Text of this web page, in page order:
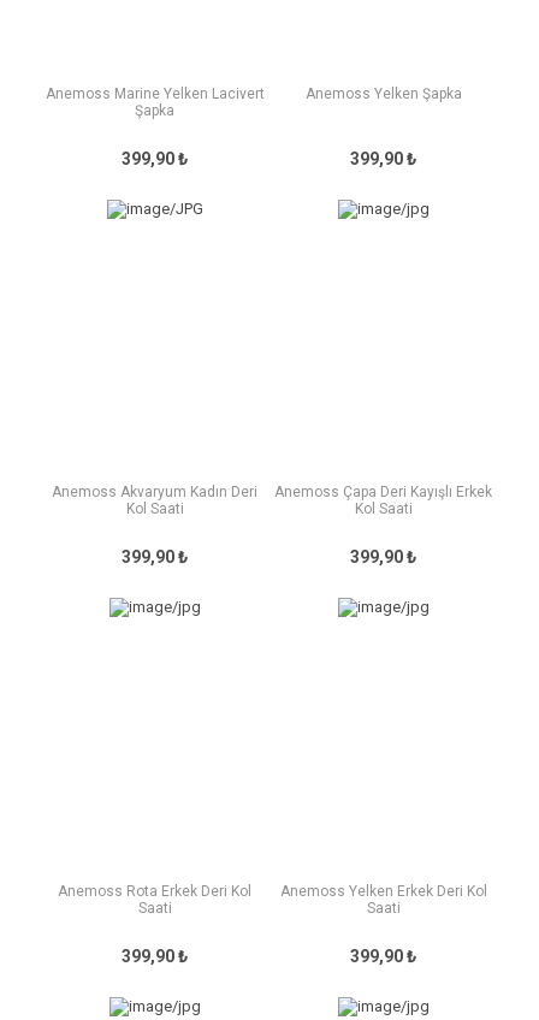
Anemoss Marine Yelken Lacivert
Şapka
399,90 ₺
Anemoss Yelken Şapka
399,90 ₺
Anemoss Akvaryum Kadın Deri
Kol Saati
399,90 ₺
Anemoss Çapa Deri Kayışlı Erkek
Kol Saati
399,90 ₺
Anemoss Rota Erkek Deri Kol
Saati
399,90 ₺
Anemoss Yelken Erkek Deri Kol
Saati
399,90 ₺